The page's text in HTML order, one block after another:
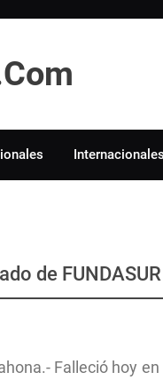
Internacionales
de
Falleció hoy